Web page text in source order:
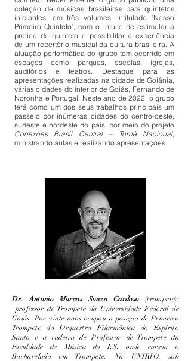
coleção de músicas brasileiras para quintetos
iniciantes, em três volumes, intitulada "Nosso
Primeiro Quinteto", com o intuito de estimular a
prática de quinteto e possibilitar a experiência
de um repertório musical da cultura brasileira. A
atuação performática do grupo tem ocorrido em
espaços como parques, escolas, igrejas,
auditórios e teatros. Destaque para as
apresentações realizadas na cidade de Goiânia,
várias cidades do interior de Goiás, Fernando de
Noronha e Portugal. Neste ano de 2022, o grupo
terá como um dos seus trabalhos principais um
passeio por inúmeras cidades do centro-oeste,
sudeste e nordeste do país, por meio do projeto
Conexões Brasil Central – Turnê Nacional,
ministrando aulas e realizando apresentações.
Dr. Antonio Marcos Souza Cardoso (trompete):
professor de Trompete da Universidade Federal de
Goiás. Por vinte anos ocupou a posição de Primeiro
Trompete da Orquestra Filarmônica do Espírito
Santo e a cadeira de Professor de Trompete da
Faculdade de Música do ES, onde cursou o
Bacharelado em Trompete. Na UNIRIO, sob